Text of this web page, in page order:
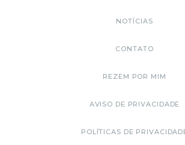
NOTÍCIAS
CONTATO
REZEM POR MIM
AVISO DE PRIVACIDADE
POLÍTICAS DE